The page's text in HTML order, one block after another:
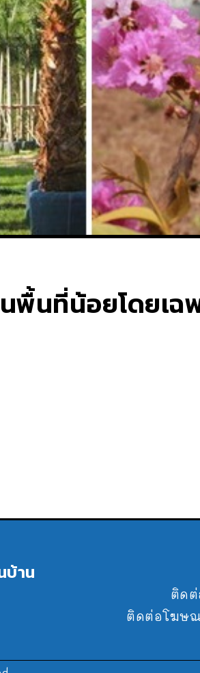
พื้นที่น้อยโดยเฉ
บ้าน
ติด
ติดต่อโฆษ